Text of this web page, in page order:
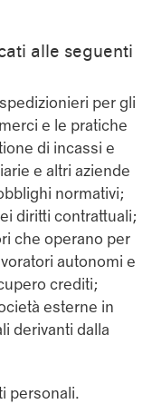
alle seguenti
per gli
e le pratiche
di incassi e
e altri aziende
normativi;
diritti contrattuali;
che operano per
autonomi e
crediti;
esterne in
derivanti dalla
personali.